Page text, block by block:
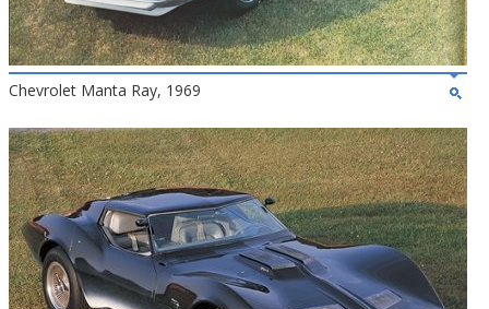
Chevrolet Manta Ray, 1969